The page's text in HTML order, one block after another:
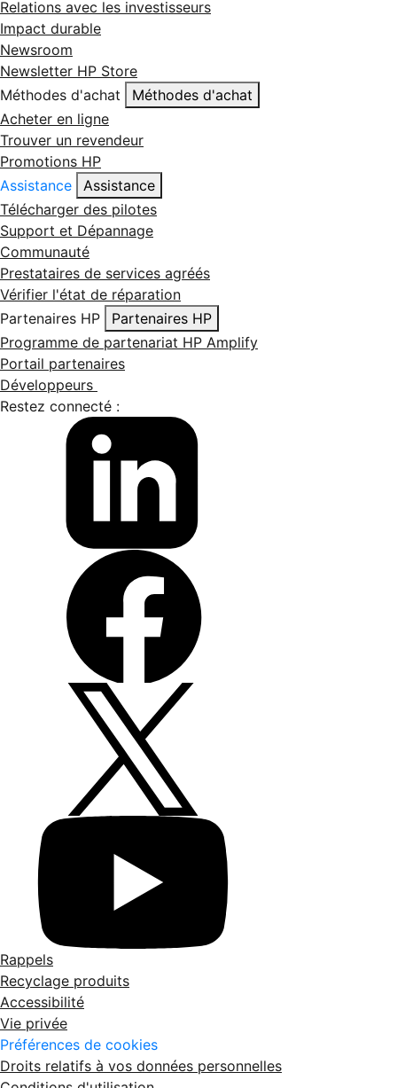
Relations avec les investisseurs
Impact durable
Newsroom
Newsletter HP Store
Méthodes d'achat
Méthodes d'achat
Acheter en ligne
Trouver un revendeur
Promotions HP
Assistance
Assistance
Télécharger des pilotes
Support et Dépannage
Communauté
Prestataires de services agréés
Vérifier l'état de réparation
Partenaires HP
Partenaires HP
Programme de partenariat HP Amplify
Portail partenaires
Développeurs
Restez connecté :
Rappels
Recyclage produits
Accessibilité
Vie privée
Préférences de cookies
Droits relatifs à vos données personnelles